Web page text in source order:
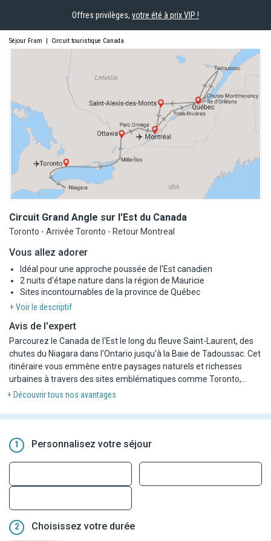
Offres privilèges, votre été à prix VIP !
Séjour Fram | Circuit touristique Canada
Circuit Grand Angle sur l'Est du Canada
Toronto - Arrivée Toronto - Retour Montreal
Vous allez adorer
Idéal pour une approche poussée de l'Est canadien
2 nuits d'étape nature dans la région de Mauricie
Sites incontournables de la province de Québec
+ Voir le descriptif
Avis de l'expert
Parcourez le Canada de l'Est le long du fleuve Saint-Laurent, des
chutes du Niagara dans l'Ontario jusqu'à la Baie de Tadoussac. Cet
itinéraire vous emmène entre paysages naturels et richesses
urbaines à travers des sites emblématiques comme Toronto,
Ottawa, Montréal, Québec, l'archipel des Mille-Îles et la Mauricie.
vrai concentré d'incontournables canadiens !!!
+ Découvrir tous nos avantages
1 Personnalisez votre séjour
2 Choisissez votre durée